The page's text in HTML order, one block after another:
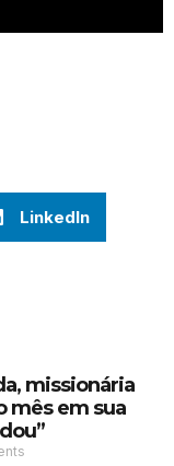
LinkedIn
missionária
mês em sua